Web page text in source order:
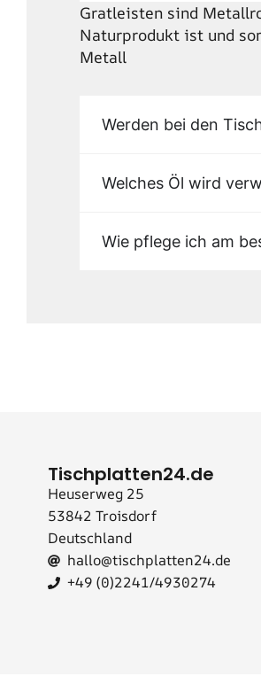
Gratleisten sind
Naturprodukt ist und
Metall
Werden bei den
Welches Öl wird
Wie pflege ich am
Tischplatten24.de
Heuserweg 25
53842 Troisdorf
Deutschland
hallo@tischplatten24.de
+49 (0)2241/4930274